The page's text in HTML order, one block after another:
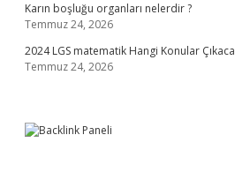
Karın boşluğu organları nelerdir ?
Temmuz 24, 2026
2024 LGS matematik Hangi Konular
Temmuz 24, 2026